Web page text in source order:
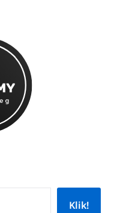
Klik!